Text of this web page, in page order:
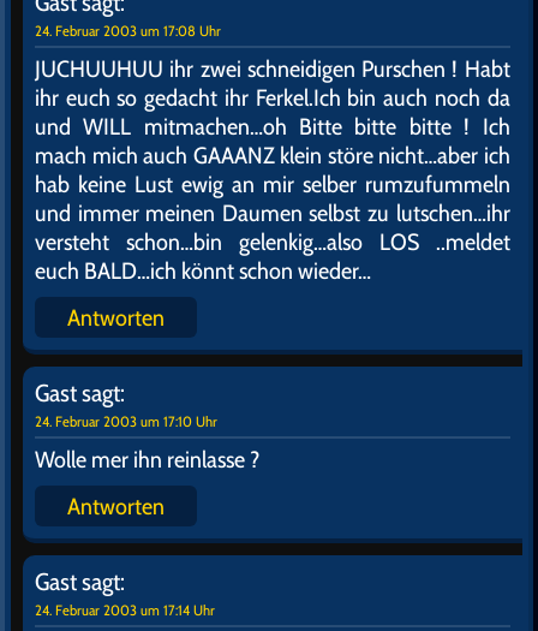
Sag mal, sind wir jetzt die EINZIGEN
INTELLIGENTEN Lebewesen hier auf dieser Seite ?…
oder gar im gesamten UNIVERSUM ? Ich glaube JA !
Mal versuchen ob unter 0431-BUMS noch jemand
ans Telefon geht…sonst muß ich mir schon wieder
allein einen Keulen..
Antworten
Gast sagt:
24. Februar 2003 um 17:03 Uhr
Hallo Du eisamer KEULER !
Ich war zwar immer normal veranlagt, aber wenn
doch niemand mehr da ist…könnten wir doch
mal..na Du weißt schon. Für immer so GANZ
allein..ich weiß nicht…
Antworten
Gastsagt:
24. Februar 2003 um 17:08 Uhr